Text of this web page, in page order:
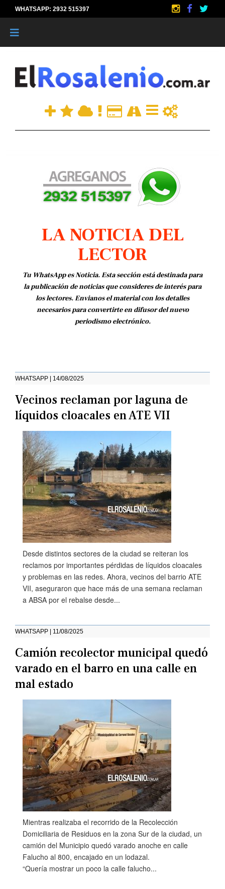
WHATSAPP: 2932 515397
LA NOTICIA DEL
LECTOR
Tu WhatsApp es Noticia. Esta sección está destinada para
la publicación de noticias que consideres de interés para
los lectores. Envianos el material con los detalles
necesarios para convertirte en difusor del nuevo
periodismo electrónico.
WHATSAPP | 14/08/2025
Vecinos reclaman por laguna de
líquidos cloacales en ATE VII
Desde distintos sectores de la ciudad se reiteran los
reclamos por importantes pérdidas de líquidos cloacales
y problemas en las redes. Ahora, vecinos del barrio ATE
VII, aseguraron que hace más de una semana reclaman
a ABSA por el rebalse desde...
WHATSAPP | 11/08/2025
Camión recolector municipal quedó
varado en el barro en una calle en
mal estado
Mientras realizaba el recorrido de la Recolección
Domiciliaria de Residuos en la zona Sur de la ciudad, un
camión del Municipio quedó varado anoche en calle
Falucho al 800, encajado en un lodazal.
“Quería mostrar un poco la calle falucho...